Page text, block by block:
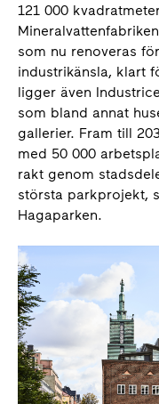
121 000
som nu renoveras
industrikänsla, klart
ligger även
som bland annat
gallerier. Fram till
med 50 000
rakt genom
största parkprojekt,
Hagaparken.